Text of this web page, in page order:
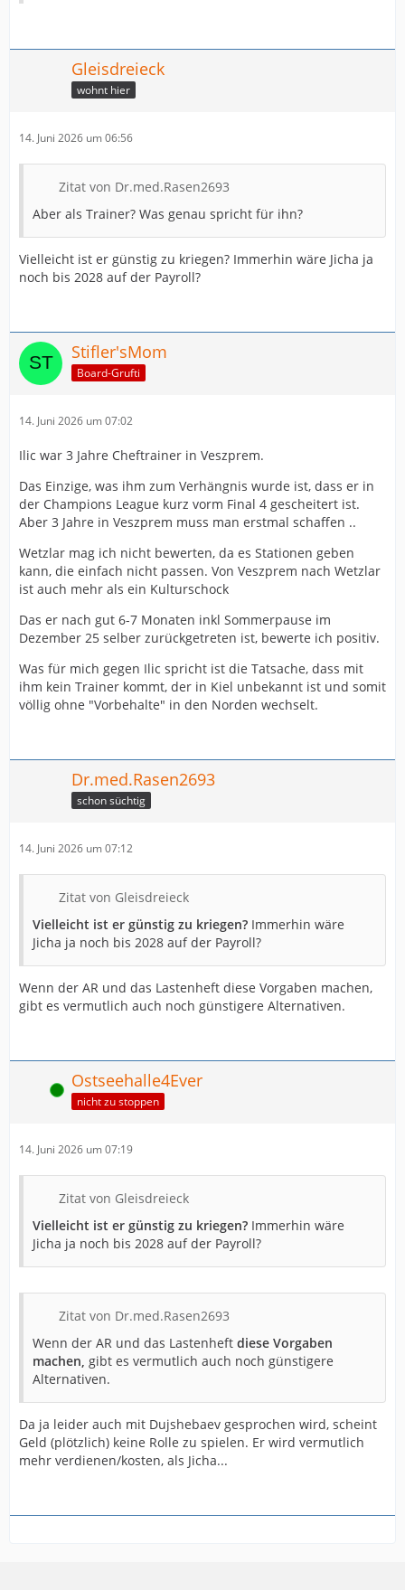
Gleisdreieck
wohnt hier
14. Juni 2026 um 06:56
Zitat von Dr.med.Rasen2693
Aber als Trainer? Was genau spricht für ihn?
Vielleicht ist er günstig zu kriegen? Immerhin wäre Jicha ja
noch bis 2028 auf der Payroll?
Stifler'sMom
Board-Grufti
14. Juni 2026 um 07:02
Ilic war 3 Jahre Cheftrainer in Veszprem.
Das Einzige, was ihm zum Verhängnis wurde ist, dass er in
der Champions League kurz vorm Final 4 gescheitert ist.
Aber 3 Jahre in Veszprem muss man erstmal schaffen ..
Wetzlar mag ich nicht bewerten, da es Stationen geben
kann, die einfach nicht passen. Von Veszprem nach Wetzlar
ist auch mehr als ein Kulturschock
Das er nach gut 6-7 Monaten inkl Sommerpause im
Dezember 25 selber zurückgetreten ist, bewerte ich positiv.
Was für mich gegen Ilic spricht ist die Tatsache, dass mit
ihm kein Trainer kommt, der in Kiel unbekannt ist und somit
völlig ohne "Vorbehalte" in den Norden wechselt.
Dr.med.Rasen2693
schon süchtig
14. Juni 2026 um 07:12
Zitat von Gleisdreieck
Vielleicht ist er günstig zu kriegen? Immerhin wäre
Jicha ja noch bis 2028 auf der Payroll?
Wenn der AR und das Lastenheft diese Vorgaben machen,
gibt es vermutlich auch noch günstigere Alternativen.
Online Ostseehalle4Ever
nicht zu stoppen
14. Juni 2026 um 07:19
Zitat von Gleisdreieck
Vielleicht ist er günstig zu kriegen? Immerhin wäre
Jicha ja noch bis 2028 auf der Payroll?
Zitat von Dr.med.Rasen2693
Wenn der AR und das Lastenheft diese Vorgaben
machen, gibt es vermutlich auch noch günstigere
Alternativen.
Da ja leider auch mit Dujshebaev gesprochen wird, scheint
Geld (plötzlich) keine Rolle zu spielen. Er wird vermutlich
mehr verdienen/kosten, als Jicha...